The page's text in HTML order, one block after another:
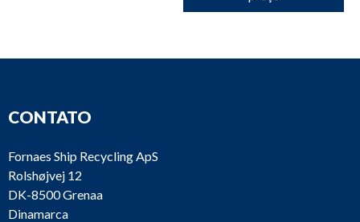
CONTATO
Fornaes Ship Recycling ApS
Rolshøjvej 12
DK-8500 Grenaa
Dinamarca